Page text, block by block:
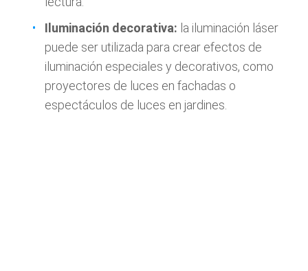
Iluminación decorativa: la iluminación láser
puede ser utilizada para crear efectos de
iluminación especiales y decorativos, como
proyectores de luces en fachadas o
espectáculos de luces en jardines.